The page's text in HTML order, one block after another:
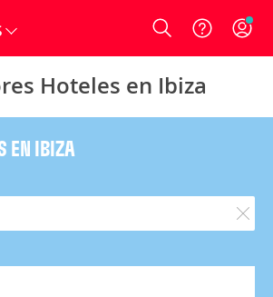
Login
Hoteles en Ibiza
EN IBIZA